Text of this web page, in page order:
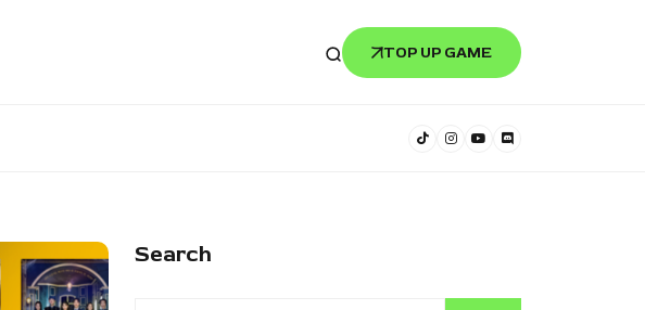
TOP UP GAME
Search